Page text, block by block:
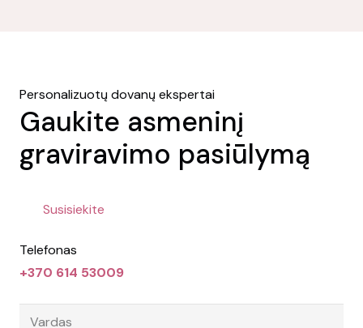
Personalizuotų dovanų ekspertai
Gaukite asmeninį
graviravimo pasiūlymą
Susisiekite
Telefonas
+370 614 53009